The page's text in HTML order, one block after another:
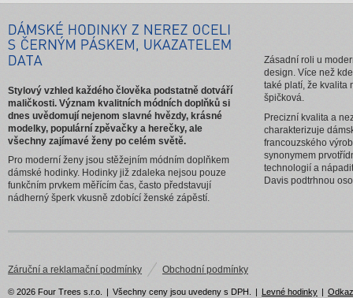
Stylový vzhled každého člověka podstatně dotváří
maličkosti. Význam kvalitních módních doplňků si
dnes uvědomují nejenom slavné hvězdy, krásné
modelky, populární zpěvačky a herečky, ale
všechny zajímavé ženy po celém světě.
Pro moderní ženy jsou stěžejním módním doplňkem
dámské hodinky. Hodinky již zdaleka nejsou pouze
funkčním prvkem měřícím čas, často představují
nádherný šperk vkusně zdobící ženské zápěstí.
Zásadní roli u
design. Více než
také platí, že kvalita
špičková.
Precizní kvalita a
charakterizuje
francouzského
synonymem
technologií a
Davis podtrhnou
Záruční a reklamační podmínky Obchodní podmínky
© 2026 Four Trees s.r.o. | Všechny ceny jsou uvedeny s DPH. | Levné hodinky |